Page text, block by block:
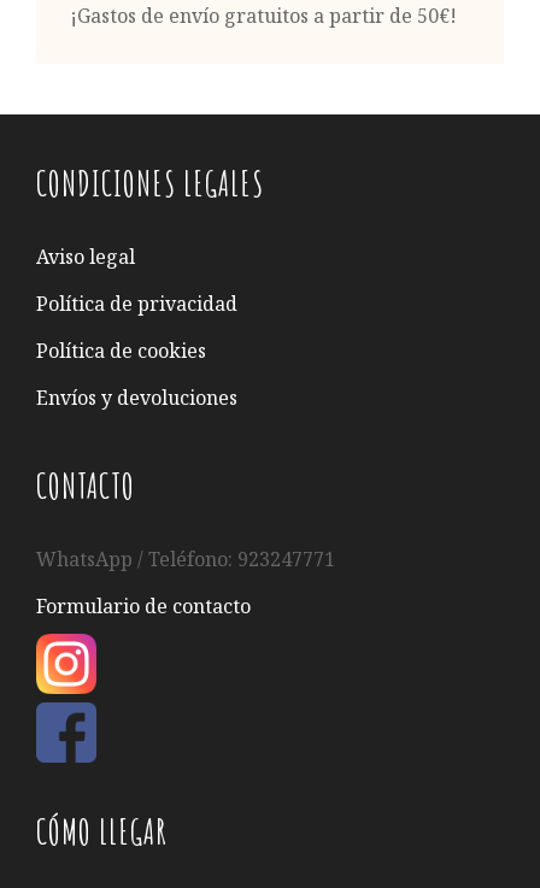
¡Gastos de envío gratuitos a partir de 50€!
CONDICIONES LEGALES
Aviso legal
Política de privacidad
Política de cookies
Envíos y devoluciones
CONTACTO
WhatsApp / Teléfono: 923247771
Formulario de contacto
CÓMO LLEGAR